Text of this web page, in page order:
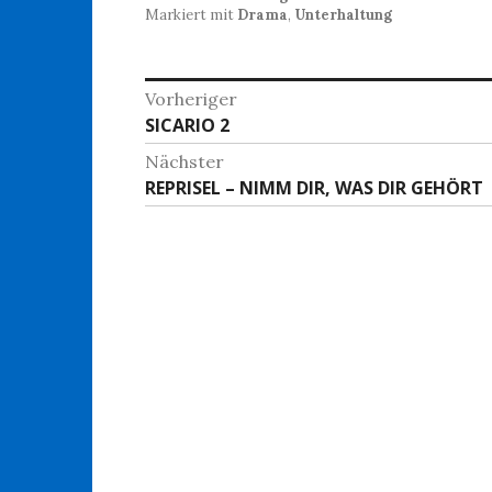
Markiert mit Drama, Unterhaltung
Beitragsnavigation
Vorheriger
Vorheriger
Beitrag:
SICARIO 2
Nächster
Nächster
Beitrag:
REPRISEL – NIMM DIR, WAS DIR GEHÖRT